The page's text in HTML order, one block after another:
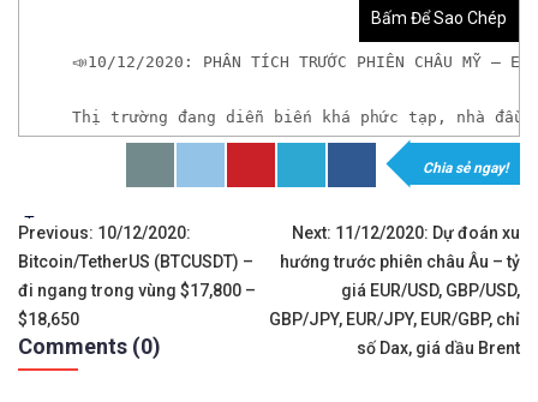
Bấm Để Sao Chép
📣10/12/2020: PHÂN TÍCH TRƯỚC PHIÊN CHÂU MỸ –
Thị trường đang diễn biến khá phức tạp, nhà đầu
𝘟𝘦𝘮 𝘤𝘩𝘪 𝘵𝘪ế𝘵: https://chungkhoanforex.com/10-
✨🏆𝐗𝐨á 𝐛ỏ 𝐥𝐨 𝐥ắ𝐧𝐠 𝐤𝐡𝐢 𝐭𝐡𝐚𝐦 𝐠𝐢𝐚 𝐭𝐡ị 𝐭𝐫ườ𝐧𝐠 𝐭à𝐢 𝐜𝐡í𝐧𝐡
✅𝘔ở 𝘵à𝘪 𝘬𝘩𝘰ả𝘯 𝘵𝘳ê𝘯 𝘴à𝘯 𝘌𝘹𝘯𝘦𝘴𝘴 𝘜𝘺 𝘛í𝘯 𝘷à 𝘱𝘩ù
✅𝘔ở 𝘵à𝘪 𝘬𝘩𝘰ả𝘯 𝘵𝘳ê𝘯 𝘴à𝘯 𝘐𝘊𝘔𝘢𝘳𝘬𝘦𝘵𝘴 𝘯ổ𝘪 𝘵𝘪ế𝘯𝘨
Chia sẻ ngay!
Tags:
Điều
hướng
bài
viết
Previous: 10/12/2020:
Bitcoin/TetherUS (BTCUSDT) –
đi ngang trong vùng $17,800 –
$18,650
Next: 11/12/2020: Dự đoán xu
hướng trước phiên châu Âu – tỷ
giá EUR/USD, GBP/USD,
GBP/JPY, EUR/JPY, EUR/GBP, chỉ
số Dax, giá dầu Brent
Comments (0)